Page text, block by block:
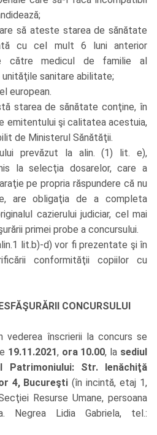
să ateste starea de sănătate
cu cel mult 6 luni anterior
către medicul de familie al
sanitare abilitate;
european.
starea de sănătate conţine, în
emitentului şi calitatea acestuia,
de Ministerul Sănătăţii.
prevăzut la alin. (1) lit. e),
la selecţia dosarelor, care a
pe propria răspundere că nu
are obligaţia de a completa
cazierului judiciar, cel mai
primei probe a concursului.
lit.b)-d) vor fi prezentate şi în
conformităţii copiilor cu
CONCURSULUI
vederea înscrierii la concurs se
19.11.2021, ora 10.00, la sediul
Patrimoniului: Str. Ienăchiţă
4, Bucureşti (în incintă, etaj 1,
Resurse Umane, persoana
Lidia Gabriela, tel.: